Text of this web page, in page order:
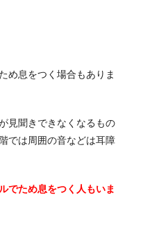
め息をつく場合もありま
見聞きできなくなるもの
では周囲の音などは耳障
でため息をつく人もいま